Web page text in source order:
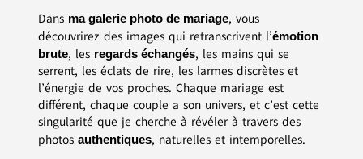
Dans ma galerie photo de mariage, vous
découvrirez des images qui retranscrivent l’émotion
brute, les regards échangés, les mains qui se
serrent, les éclats de rire, les larmes discrètes et
l’énergie de vos proches. Chaque mariage est
différent, chaque couple a son univers, et c’est cette
singularité que je cherche à révéler à travers des
photosauthentiques, naturelles et intemporelles.